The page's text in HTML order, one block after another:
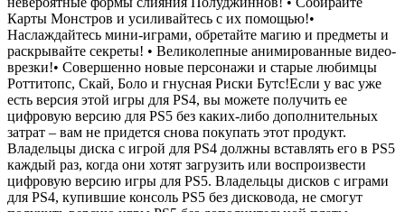
Карты Монстров и усиливайтесь с их помощью!•
Наслаждайтесь мини-играми, обретайте магию и предметы и
раскрывайте секреты! • Великолепные анимированные видео-
врезки!• Совершенно новые персонажи и старые любимцы
Роттитопс, Скай, Боло и гнусная Риски Бутс!Если у вас уже
есть версия этой игры для PS4, вы можете получить ее
цифровую версию для PS5 без каких-либо дополнительных
затрат – вам не придется снова покупать этот продукт.
Владельцы диска с игрой для PS4 должны вставлять его в PS5
каждый раз, когда они хотят загрузить или воспроизвести
цифровую версию игры для PS5. Владельцы дисков с играми
для PS4, купившие консоль PS5 без дисковода, не смогут